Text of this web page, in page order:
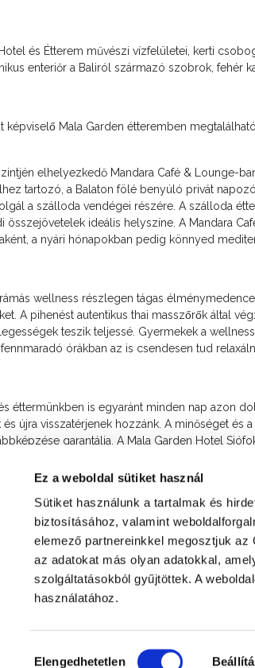
Ez a weboldal sütiket használ
Sütiket használunk a tartalmak és
biztosításához, valamint
elemező partnereinkkel megosztjuk az
az adatokat más olyan adatokkal,
szolgáltatásokból gyűjtöttek. A
használatához.
Elengedhetetlen
és Étterem művészi vízfelületei, kerti
enteriőr a Baliról származó szobrok, fehér
képviselő Mala Garden étteremben
elhelyezkedő Mandara Café & Lounge-
tartozó, a Balaton fölé benyúló privát
a szálloda vendégei részére. A szálloda
összejövetelek ideális helyszíne. A Mandara
a nyári hónapokban pedig könnyed
wellness részlegen tágas
A pihenést autentikus thai masszőrők által
teszik teljessé. Gyermekek a
fennmaradó órákban az is csendesen tud
éttermünkben is egyaránt minden nap azon
újra visszatérjenek hozzánk. A minőséget és
garantálja. A Mala Garden Hotel
- Turisztikai Egyesület